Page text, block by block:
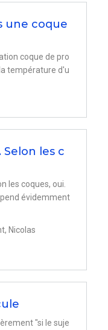
une coque
coque de pro
température d'u
Selon les c
les coques, oui.
évidemment
Nicolas
"si le suje